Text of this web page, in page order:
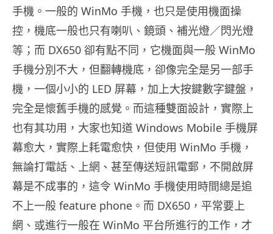
手機。一般的 WinMo 手機，也只是使用機面操
控，機底一般也只有喇叭、鏡頭、補光燈／閃光燈
等；而 DX650 卻有點不同，它機面與一般 WinMo
手機分別不大，但翻轉機底，卻像完全是另一部手
機，一個小小的 LED 屏幕，加上大按鍵數字鍵盤，
完全是懷舊手機的感覺。而這種雙面設計，實際上
也有其功用，大家也知道 Windows Mobile 手機屏
幕愈大，實際上耗電愈快，但使用 WinMo 手機，
無論打電話、上網、甚至傳送短訊電郵，不開啟屏
幕是不成事的，這令 WinMo 手機使用時間總是追
不上一般 feature phone。而 DX650，平常要上
網、或進行一般在 WinMo 平台所進行的工作，才